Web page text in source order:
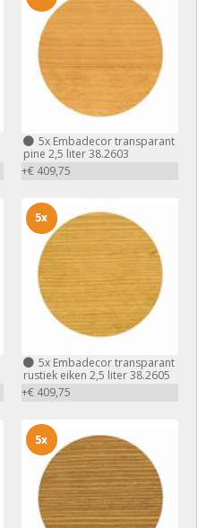
5xEmbadecor transparant
pine 2,5 liter 38.2603
+€ 409,75
5xEmbadecor transparant
rustiek eiken 2,5 liter 38.2605
+€ 409,75
5x
5x